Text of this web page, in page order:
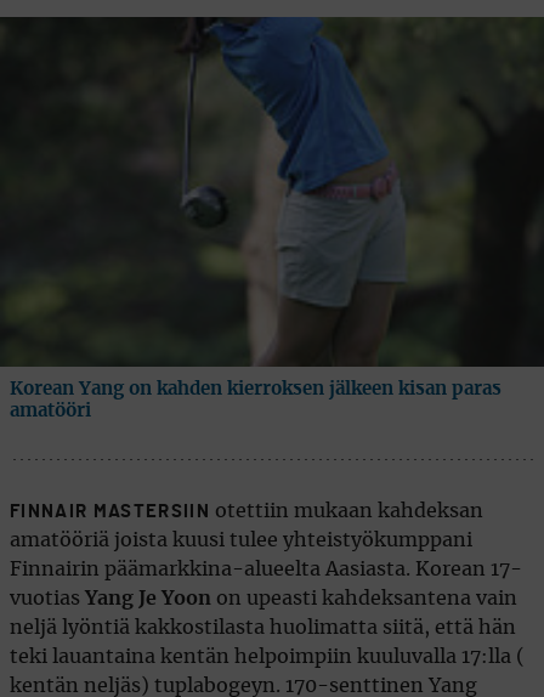
Korean Yang on kahden kierroksen jälkeen kisan paras
amatööri
FINNAIR MASTERSIIN otettiin mukaan kahdeksan
amatööriä joista kuusi tulee yhteistyökumppani
Finnairin päämarkkina-alueelta Aasiasta. Korean 17-
vuotias Yang Je Yoon on upeasti kahdeksantena vain
neljä lyöntiä kakkostilasta huolimatta siitä, että hän
teki lauantaina kentän helpoimpiin kuuluvalla 17:lla (
kentän neljäs) tuplabogeyn. 170-senttinen Yang